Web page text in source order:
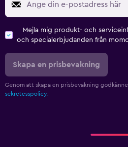
Mejla mig produkt- och
och specialerbjudanden från
Skapa en prisbevakning
Genom att skapa en prisbevakning
sekretesspolicy.